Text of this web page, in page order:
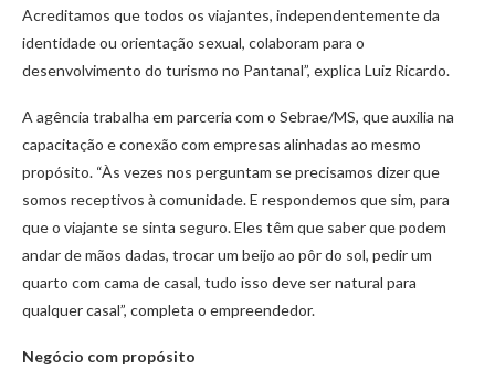
Acreditamos que todos os viajantes, independentemente da
identidade ou orientação sexual, colaboram para o
desenvolvimento do turismo no Pantanal”, explica Luiz Ricardo.
A agência trabalha em parceria com o Sebrae/MS, que auxilia na
capacitação e conexão com empresas alinhadas ao mesmo
propósito. “Às vezes nos perguntam se precisamos dizer que
somos receptivos à comunidade. E respondemos que sim, para
que o viajante se sinta seguro. Eles têm que saber que podem
andar de mãos dadas, trocar um beijo ao pôr do sol, pedir um
quarto com cama de casal, tudo isso deve ser natural para
qualquer casal”, completa o empreendedor.
Negócio com propósito